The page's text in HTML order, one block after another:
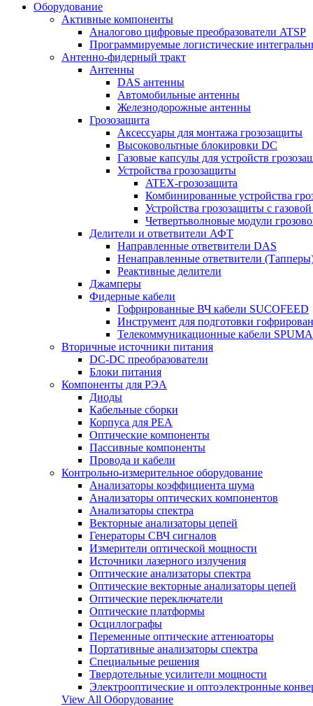
Оборудование
Активные компоненты
Аналогово цифровые преобразователи ATSP
Программируемые логистические
Антенно-фидерный тракт
Антенны
DAS антенны
Автомобильные антенны
Железнодорожные антенны
Грозозащита
Аксессуары для монтажа грозозащиты
Высоковольтные блокировки DC
Газовые капсулы для устройств
Устройства грозозащиты
ATEX-грозозащита
Комбинированные устройства
Устройства грозозащиты с
Четвертьволновые модули
Делители и ответвители АФТ
Направленные ответвители DAS
Ненаправленные ответвители
Реактивные делители
Джамперы
Фидерные кабели
Гофрированные ВЧ кабели SUCOFEED
Инструмент для подготовки
Телекоммуникационные кабели SPUMA
Вторичные источники питания
DC-DC преобразователи
Блоки питания
Компоненты для РЭА
Диоды
Кабельные сборки
Корпуса для РЕА
Оптические компоненты
Пассивные компоненты
Провода и кабели
Контрольно-измерительное оборудование
Анализаторы коэффициента шума
Анализаторы оптических компонентов
Анализаторы спектра
Векторные анализаторы цепей
Генераторы СВЧ сигналов
Измерители оптической мощности
Источники лазерного излучения
Оптические анализаторы спектра
Оптические векторные анализаторы цепей
Оптические переключатели
Оптические платформы
Осциллографы
Переменные оптические аттенюаторы
Портативные анализаторы спектра
Специальные решения
Твердотельные усилители мощности
Электрооптические и оптоэлектронные
View All Оборудование